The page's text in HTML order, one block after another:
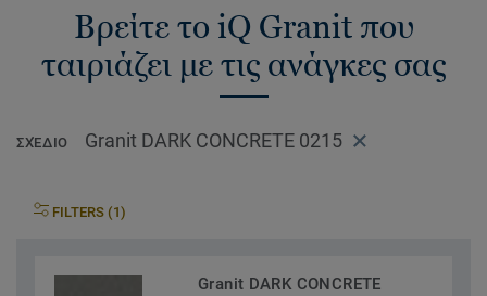
Βρείτε το iQ Granit που
ταιριάζει με τις ανάγκες σας
ΣΧΈΔΙΟ Granit DARK CONCRETE 0215
FILTERS (1)
Granit DARK CONCRETE